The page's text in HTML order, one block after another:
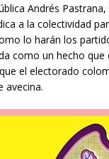
Andrés
a la colectividad
lo harán los
como un hecho
el electorado
avecina.